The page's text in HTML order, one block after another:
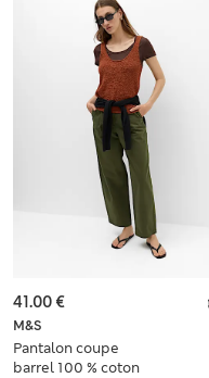
M&S
Pantalon coupe
barrel 100 % coton
41.00 €